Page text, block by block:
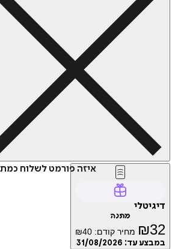
איזה פורמט לשלוח
דיגיטלי
מתנה
₪32 מחיר קודם: ₪40
במבצע עד: 31/08/2026